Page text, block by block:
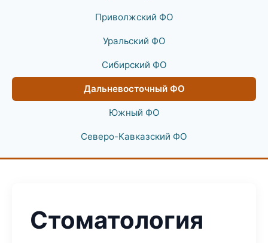
Приволжский ФО
Уральский ФО
Сибирский ФО
Дальневосточный ФО
Южный ФО
Северо-Кавказский ФО
Стоматология